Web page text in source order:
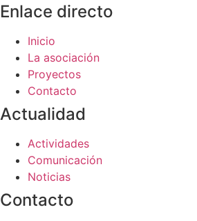
Enlace directo
Inicio
La asociación
Proyectos
Contacto
Actualidad
Actividades
Comunicación
Noticias
Contacto